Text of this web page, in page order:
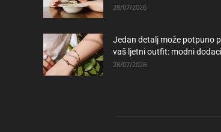
28/07/2026
Jedan detalj može potpuno
vaš ljetni outfit: modni
28/07/2026